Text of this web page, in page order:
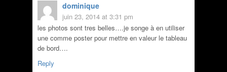
dominique
juin 23, 2014 at 3:31 pm
les photos sont tres belles….je songe à en utiliser
une comme poster pour mettre en valeur le tableau
de bord….
Reply